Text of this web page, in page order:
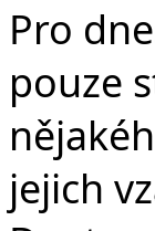
Pro
pouze
jejich